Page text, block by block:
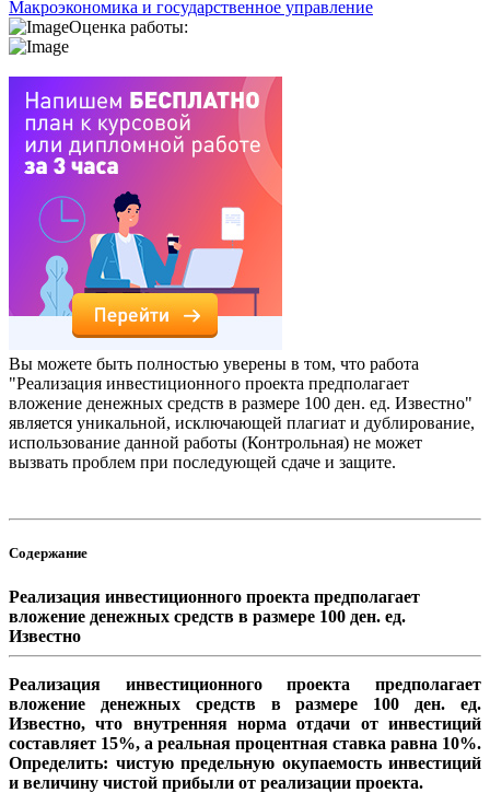
Макроэкономика и государственное управление
Оценка работы:
Вы можете быть полностью уверены в том, что работа
"Реализация инвестиционного проекта предполагает
вложение денежных средств в размере 100 ден. ед. Известно"
является уникальной, исключающей плагиат и дублирование,
использование данной работы (Контрольная) не может
вызвать проблем при последующей сдаче и защите.
Содержание
Реализация инвестиционного проекта предполагает
вложение денежных средств в размере 100 ден. ед.
Известно
Реализация инвестиционного проекта предполагает
вложение денежных средств в размере 100 ден. ед.
Известно, что внутренняя норма отдачи от инвестиций
составляет 15%, а реальная процентная ставка равна 10%.
Определить: чистую предельную окупаемость инвестиций
и величину чистой прибыли от реализации проекта.